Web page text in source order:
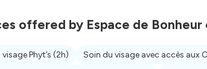
offered by Espace de
Phyt’s (2h) Soin du visage avec accès aux